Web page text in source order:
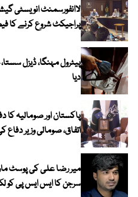
لاانفورسمنٹ انویسٹی
پراجیکٹ شروع کرنے کا
پیٹرول مہنگا، ڈیزل
دیا
پاکستان اور صومالیہ کا
اتفاق، صومالی وزیر دفاع کی
میر رضا علی کی پوسٹ
سرجن کا ایس ایس پی کو